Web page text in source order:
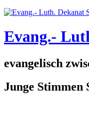
Evang.-
evangelisch
Junge Stimmen